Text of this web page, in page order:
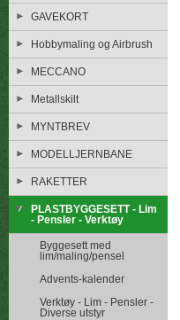
GAVEKORT
Hobbymaling og Airbrush
MECCANO
Metallskilt
MYNTBREV
MODELLJERNBANE
RAKETTER
PLASTBYGGESETT - Lim
- Pensler - Verktøy
Byggesett med
lim/maling/pensel
Advents-kalender
Verktøy - Lim - Pensler -
Diverse utstyr